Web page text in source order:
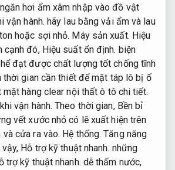
hơi ẩm xâm nhập vào đồ vật
vận hành. hãy lau bằng vải ẩm và lau
hoặc sợi nhỏ. Máy sản xuất. Hiệu
cạnh đó, Hiệu suất ổn định. biện
đạt được chất lượng tốt chống tĩnh
thời gian cần thiết để mặt táp lô bị ố
hàng clear nội thất ô tô chi tiết.
vận hành. Theo thời gian, Bền bỉ
vết xước nhỏ có lẽ xuất hiện trên
cửa ra vào. Hệ thống. Tăng năng
vậy, Hỗ trợ kỹ thuật nhanh. những
trợ kỹ thuật nhanh. dễ thấm nước,